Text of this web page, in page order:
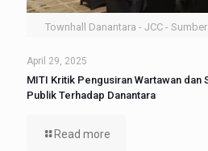
Townhall Danantara - JCC -
April 29, 2025
MITI Kritik Pengusiran Wartawan dan
Publik Terhadap Danantara
Read more